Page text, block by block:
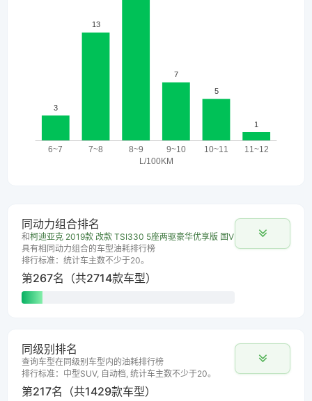
同动力组合排名
和柯迪亚克 2019款 改款 TSI330 5座两驱豪华优享版 国V
具有相同动力组合的车型油耗排行榜
排行标准：统计车主数不少于20。
第267名（共2714款车型）
同级别排名
查询车型在同级别车型内的油耗排行榜
排行标准：中型SUV, 自动档, 统计车主数不少于20。
第217名（共1429款车型）